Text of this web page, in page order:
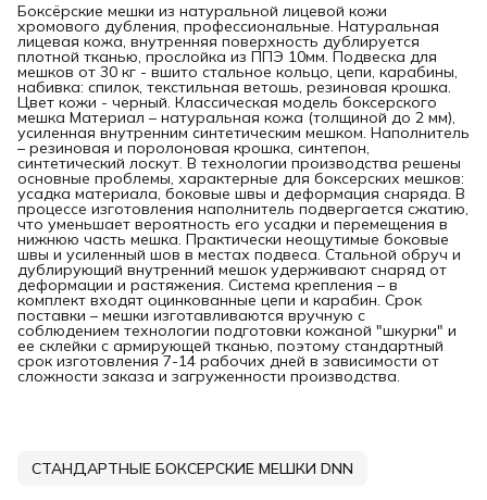
Боксёрские мешки из натуральной лицевой кожи
хромового дубления, профессиональные. Натуральная
лицевая кожа, внутренняя поверхность дублируется
плотной тканью, прослойка из ППЭ 10мм. Подвеска для
мешков от 30 кг - вшито стальное кольцо, цепи, карабины,
набивка: спилок, текстильная ветошь, резиновая крошка.
Цвет кожи - черный. Классическая модель боксерского
мешка Материал – натуральная кожа (толщиной до 2 мм),
усиленная внутренним синтетическим мешком. Наполнитель
– резиновая и поролоновая крошка, синтепон,
синтетический лоскут. В технологии производства решены
основные проблемы, характерные для боксерских мешков:
усадка материала, боковые швы и деформация снаряда. В
процессе изготовления наполнитель подвергается сжатию,
что уменьшает вероятность его усадки и перемещения в
нижнюю часть мешка. Практически неощутимые боковые
швы и усиленный шов в местах подвеса. Стальной обруч и
дублирующий внутренний мешок удерживают снаряд от
деформации и растяжения. Система крепления – в
комплект входят оцинкованные цепи и карабин. Срок
поставки – мешки изготавливаются вручную с
соблюдением технологии подготовки кожаной "шкурки" и
ее склейки с армирующей тканью, поэтому стандартный
срок изготовления 7-14 рабочих дней в зависимости от
сложности заказа и загруженности производства.
СТАНДАРТНЫЕ БОКСЕРСКИЕ МЕШКИ DNN